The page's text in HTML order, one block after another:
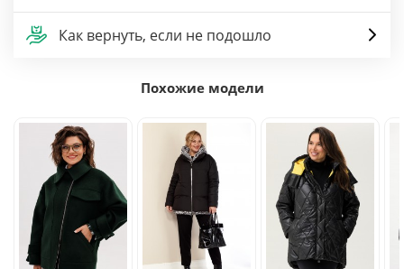
Как вернуть, если не подошло
Похожие модели